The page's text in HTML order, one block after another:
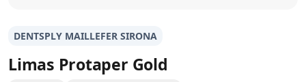
DENTSPLY MAILLEFER SIRONA
Limas Protaper Gold